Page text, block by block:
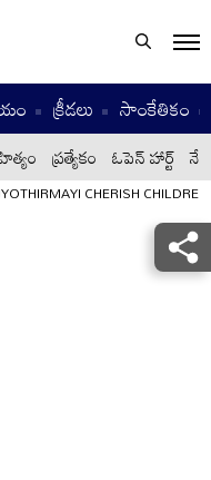
క్రీడలు సాంకేతికం
ప్రత్యేకం ఓపెన్ హార్ట్
CHERISH